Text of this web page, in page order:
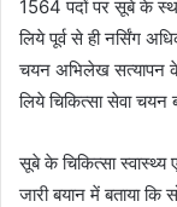
1564 पदों पर सूबे के
लिये पूर्व से ही नर्सिंग
चयन अभिलेख सत्यापन के
लिये चिकित्सा सेवा चयन
सूबे के चिकित्सा स्वास्थ्य
जारी बयान में बताया कि